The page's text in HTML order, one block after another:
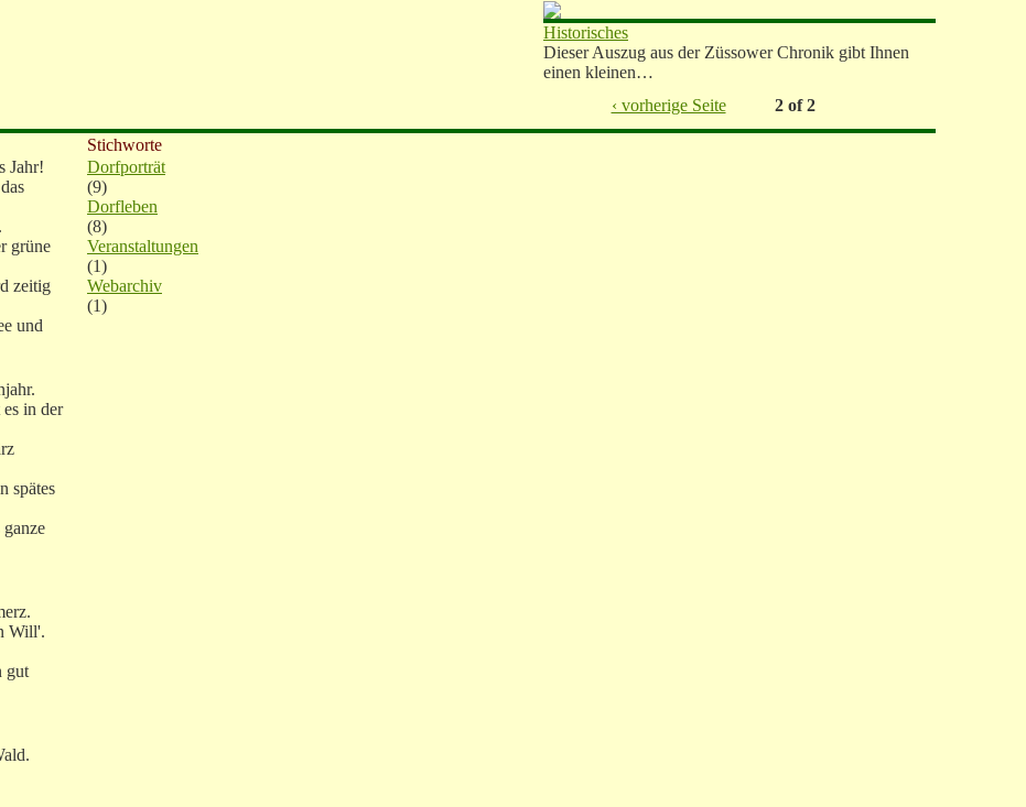
Historisches
Dieser Auszug aus der Züssower Chronik gibt Ihnen
einen kleinen…
‹ vorherige Seite
2 of 2
Jahr!
grüne
zeitig
und
in der
spätes
Will'.
gut
Stichworte
Dorfporträt
(9)
Dorfleben
(8)
Veranstaltungen
(1)
Webarchiv
(1)